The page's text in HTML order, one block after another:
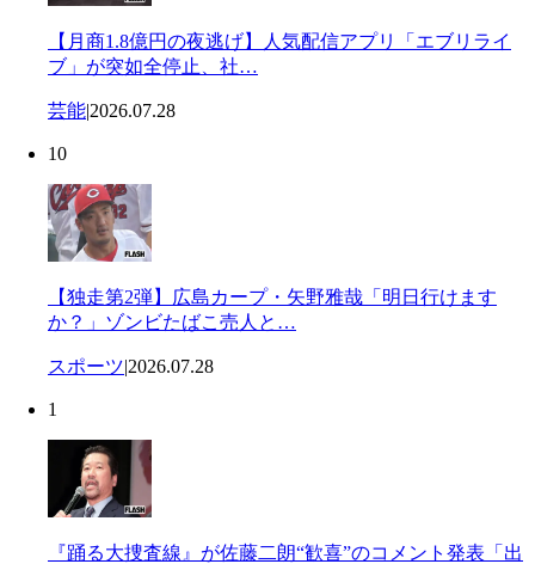
【月商1.8億円の夜逃げ】人気配信アプリ「エブリライ
ブ」が突如全停止、社…
芸能|2026.07.28
10
【独走第2弾】広島カープ・矢野雅哉「明日行けます
か？」ゾンビたばこ売人と…
スポーツ|2026.07.28
1
『踊る大捜査線』が佐藤二朗“歓喜”のコメント発表「出